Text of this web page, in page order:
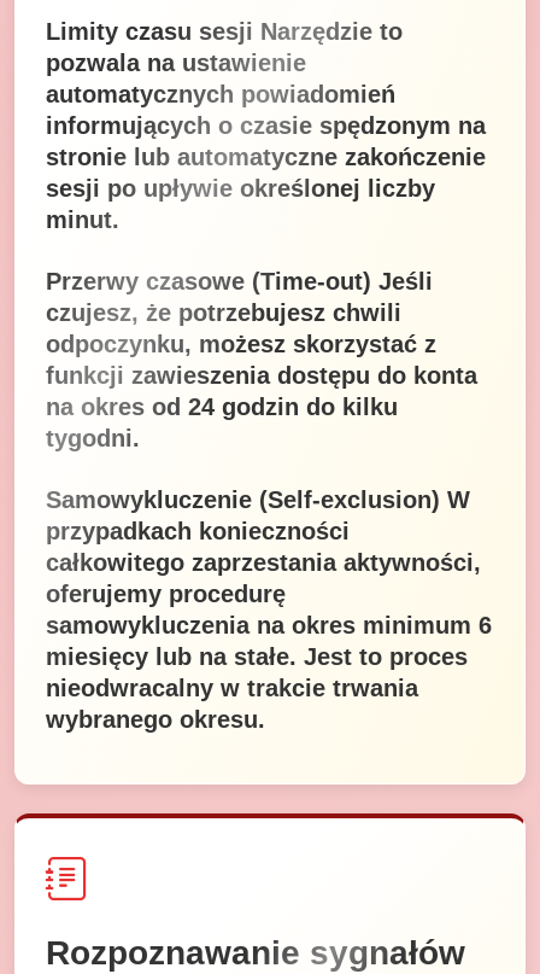
Limity czasu sesji Narzędzie to
pozwala na ustawienie
automatycznych powiadomień
informujących o czasie spędzonym na
stronie lub automatyczne zakończenie
sesji po upływie określonej liczby
minut.
Przerwy czasowe (Time-out) Jeśli
czujesz, że potrzebujesz chwili
odpoczynku, możesz skorzystać z
funkcji zawieszenia dostępu do konta
na okres od 24 godzin do kilku
tygodni.
Samowykluczenie (Self-exclusion) W
przypadkach konieczności
całkowitego zaprzestania aktywności,
oferujemy procedurę
samowykluczenia na okres minimum 6
miesięcy lub na stałe. Jest to proces
nieodwracalny w trakcie trwania
wybranego okresu.
Rozpoznawanie sygnałów